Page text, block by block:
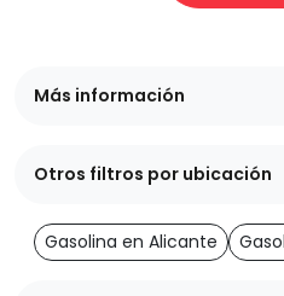
Más información
Otros filtros por ubicación
Gasolina en Alicante